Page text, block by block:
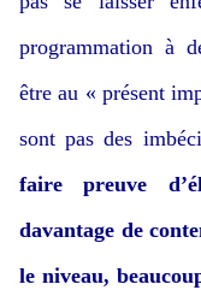
programmation à
être au « présent
sont pas des
faire preuve
davantage de
le niveau,